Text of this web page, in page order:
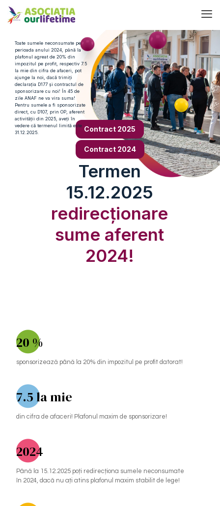
Termen
15.12.2025
redirecționare
sume aferent
2024!
Contract 2025
Toate sumele neconsumate pe
perioada anului 2024, până la
plafonul agreat de 20% din
impozitul pe profit, respectiv 7.5
la mie din cifra de afaceri, pot
ajunge la noi, dacă trimiți
declarația D177 și contractul de
sponsorizare cu noi! În 45 de
zile ANAF ne va vira suma!
Pentru sumele a fi sponsorizate
direct, cu D107, prin OP, aferent
activității din 2025, aveți în
vedere că termenul limită este
31.12.2025.
Contract 2024
20 %
sponsorizează până la 20% din impozitul pe profit datorat!
7.5 la mie
din cifra de afaceri! Plafonul maxim de sponsorizare!
2024
Până la 15.12.2025 poți redirecționa sumele neconsumate
în 2024, dacă nu ați atins plafonul maxim stabilit de lege!